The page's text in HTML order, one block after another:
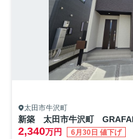
太田市牛沢町
新築 太田市牛沢町
2,340万円 6月30日 値下げ